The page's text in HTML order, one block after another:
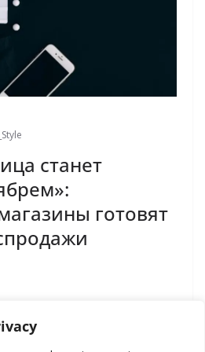
станет
готовят